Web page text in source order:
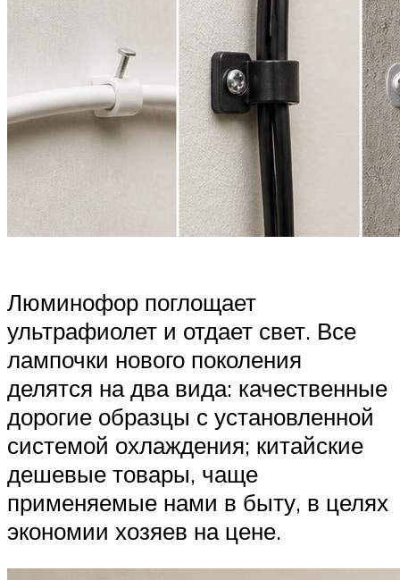
Люминофор поглощает
ультрафиолет и отдает свет. Все
лампочки нового поколения
делятся на два вида: качественные
дорогие образцы с установленной
системой охлаждения; китайские
дешевые товары, чаще
применяемые нами в быту, в целях
экономии хозяев на цене.